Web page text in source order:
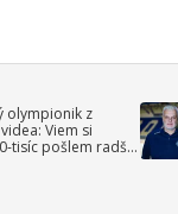
olympionik z
Viem si
tisíc pošlem radšej